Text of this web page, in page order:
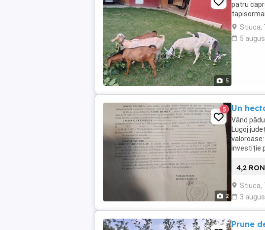
5
patru
Stiuca,
5
2
5 Un
Vând
Lugoj
investiție
4,2
Stiuca,
3
Prune